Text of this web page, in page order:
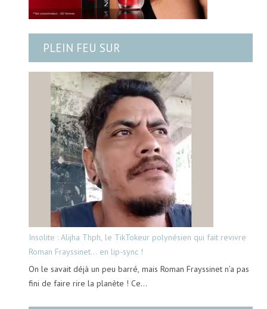
PLEIN FEU SUR
Insolite : Alijha Thph, le TikTokeur polynésien qui fait revivre
Roman Frayssinet… en lip-sync !
On le savait déjà un peu barré, mais Roman Frayssinet n’a pas
fini de faire rire la planète ! Ce…